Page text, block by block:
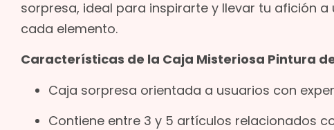
sorpresa, ideal para inspirarte y llevar tu afición
cada elemento.
Características de la Caja Misteriosa Pintura
Caja sorpresa orientada a usuarios con
Contiene entre 3 y 5 artículos relacionados